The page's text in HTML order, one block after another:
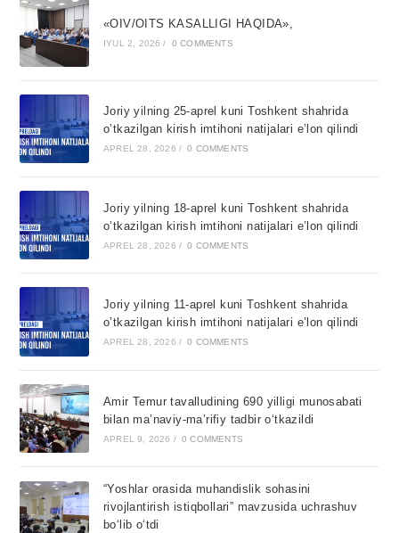
«OIV/OITS KASALLIGI HAQIDA»,
IYUL 2, 2026 / 0 COMMENTS
Joriy yilning 25-aprel kuni Toshkent shahrida
o’tkazilgan kirish imtihoni natijalari e’lon qilindi
APREL 28, 2026 / 0 COMMENTS
Joriy yilning 18-aprel kuni Toshkent shahrida
o’tkazilgan kirish imtihoni natijalari e’lon qilindi
APREL 28, 2026 / 0 COMMENTS
Joriy yilning 11-aprel kuni Toshkent shahrida
o’tkazilgan kirish imtihoni natijalari e’lon qilindi
APREL 28, 2026 / 0 COMMENTS
Amir Temur tavalludining 690 yilligi munosabati
bilan ma’naviy-ma’rifiy tadbir o‘tkazildi
APREL 9, 2026 / 0 COMMENTS
“Yoshlar orasida muhandislik sohasini
rivojlantirish istiqbollari” mavzusida uchrashuv
bo‘lib o‘tdi